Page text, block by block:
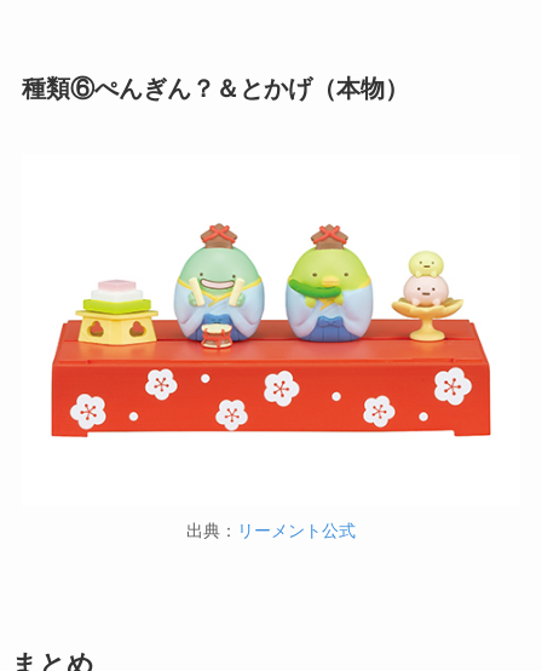
種類⑥ぺんぎん？＆とかげ（本物）
出典： リーメント公式